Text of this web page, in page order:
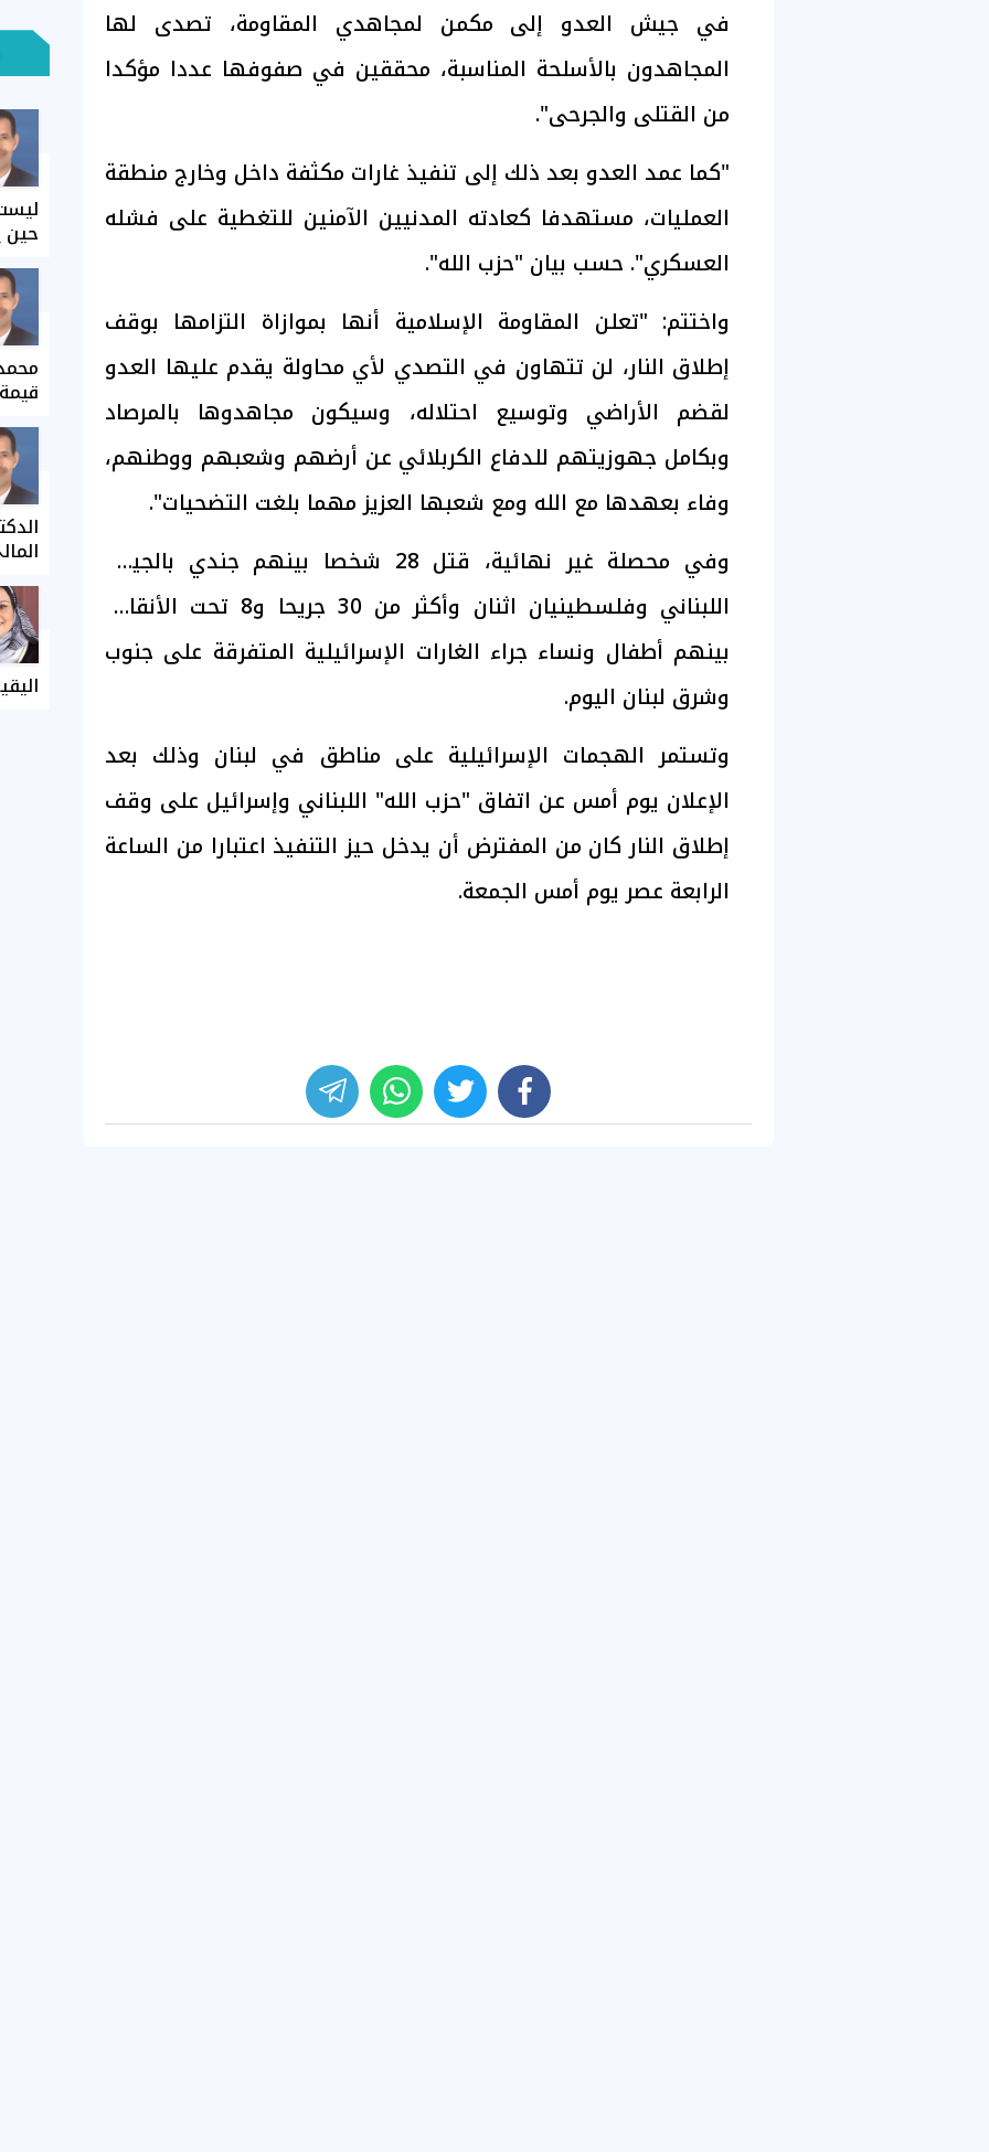
في جيش العدو إلى مكمن لمجاهدي المقاومة، تصدى لها
المجاهدون بالأسلحة المناسبة، محققين في صفوفها عددا مؤكدا
من القتلى والجرحى".
"كما عمد العدو بعد ذلك إلى تنفيذ غارات مكثفة داخل وخارج منطقة
العمليات، مستهدفا كعادته المدنيين الآمنين للتغطية على فشله
العسكري". حسب بيان "حزب الله".
واختتم: "تعلن المقاومة الإسلامية أنها بموازاة التزامها بوقف
إطلاق النار، لن تتهاون في التصدي لأي محاولة يقدم عليها العدو
لقضم الأراضي وتوسيع احتلاله، وسيكون مجاهدوها بالمرصاد
وبكامل جهوزيتهم للدفاع الكربلائي عن أرضهم وشعبهم ووطنهم،
وفاء بعهدها مع الله ومع شعبها العزيز مهما بلغت التضحيات".
وفي محصلة غير نهائية، قتل 28 شخصا بينهم جندي بالجيش
اللبناني وفلسطينيان اثنان وأكثر من 30 جريحا و8 تحت الأنقاض
بينهم أطفال ونساء جراء الغارات الإسرائيلية المتفرقة على جنوب
وشرق لبنان اليوم.
وتستمر الهجمات الإسرائيلية على مناطق في لبنان وذلك بعد
الإعلان يوم أمس عن اتفاق "حزب الله" اللبناني وإسرائيل على وقف
إطلاق النار كان من المفترض أن يدخل حيز التنفيذ اعتبارا من الساعة
الرابعة عصر يوم أمس الجمعة.
حين